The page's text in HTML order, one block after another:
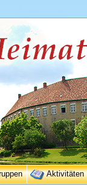
Aktivitäten